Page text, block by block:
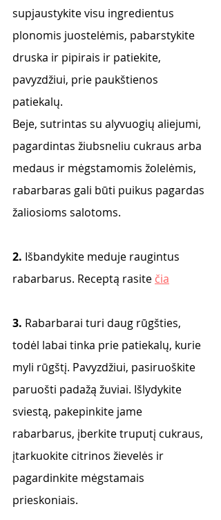
supjaustykite visu ingredientus
plonomis juostelėmis, pabarstykite
druska ir pipirais ir patiekite,
pavyzdžiui, prie paukštienos
patiekalų.
Beje, sutrintas su alyvuogių aliejumi,
pagardintas žiubsneliu cukraus arba
medaus ir mėgstamomis žolelėmis,
rabarbaras gali būti puikus pagardas
žaliosioms salotoms.
2. Išbandykite meduje raugintus
rabarbarus. Receptą rasite čia
3. Rabarbarai turi daug rūgšties,
todėl labai tinka prie patiekalų, kurie
myli rūgštį. Pavyzdžiui, pasiruoškite
paruošti padažą žuviai. Išlydykite
sviestą, pakepinkite jame
rabarbarus, įberkite truputį cukraus,
įtarkuokite citrinos žievelės ir
pagardinkite mėgstamais
prieskoniais.